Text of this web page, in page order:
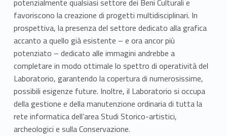
potenzialmente qualsiasi settore dei Beni Culturali e
favoriscono la creazione di progetti multidisciplinari. In
prospettiva, la presenza del settore dedicato alla grafica
accanto a quello già esistente – e ora ancor più
potenziato – dedicato alle immagini andrebbe a
completare in modo ottimale lo spettro di operatività del
Laboratorio, garantendo la copertura di numerosissime,
possibili esigenze future. Inoltre, il Laboratorio si occupa
della gestione e della manutenzione ordinaria di tutta la
rete informatica dell’area Studi Storico-artistici,
archeologici e sulla Conservazione.